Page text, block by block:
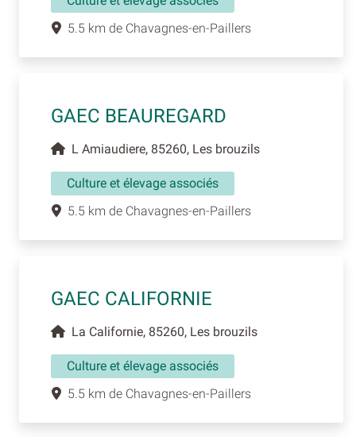
5.5 km de Chavagnes-en-Paillers
GAEC BEAUREGARD
L Amiaudiere, 85260, Les brouzils
Culture et élevage associés
5.5 km de Chavagnes-en-Paillers
GAEC CALIFORNIE
La Californie, 85260, Les brouzils
Culture et élevage associés
5.5 km de Chavagnes-en-Paillers